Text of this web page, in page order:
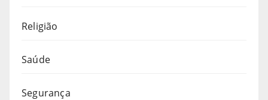
Religião
Saúde
Segurança